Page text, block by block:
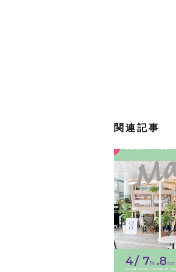
関連記事